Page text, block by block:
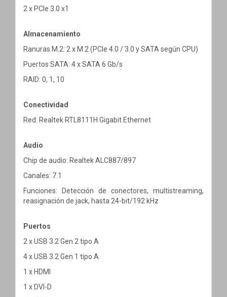
2 x PCIe 3.0 x1
Almacenamiento
Ranuras M.2: 2 x M.2 (PCIe 4.0 / 3.0 y SATA según CPU)
Puertos SATA: 4 x SATA 6 Gb/s
RAID: 0, 1, 10
Conectividad
Red: Realtek RTL8111H Gigabit Ethernet
Audio
Chip de audio: Realtek ALC887/897
Canales: 7.1
Funciones: Detección de conectores, multistreaming,
reasignación de jack, hasta 24-bit/192 kHz
Puertos
2 x USB 3.2 Gen 2 tipo A
4 x USB 3.2 Gen 1 tipo A
1 x HDMI
1 x DVI-D